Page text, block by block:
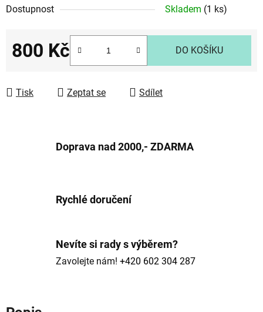
Dostupnost Skladem (1 ks)
800 Kč DO KOŠÍKU
Tisk Zeptat se Sdílet
Doprava nad 2000,- ZDARMA
Rychlé doručení
Nevíte si rady s výběrem?
Zavolejte nám! +420 602 304 287